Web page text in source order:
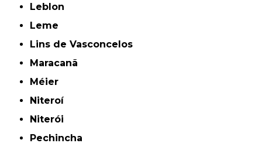
Leblon
Leme
Lins de Vasconcelos
Maracanã
Méier
Niteroí
Niterói
Pechincha